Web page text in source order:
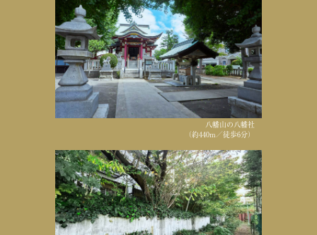
八幡山の八幡社
（約440m／徒歩6分）